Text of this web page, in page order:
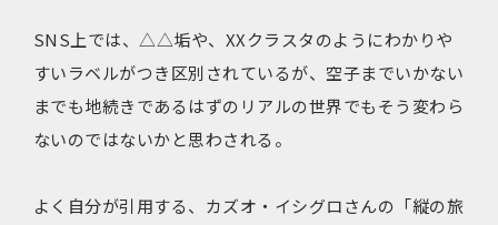
SNS上では、△△垢や、XXクラスタのようにわかりや
すいラベルがつき区別されているが、空子までいかない
までも地続きであるはずのリアルの世界でもそう変わら
ないのではないかと思わされる。
よく自分が引用する、カズオ・イシグロさんの「縦の旅